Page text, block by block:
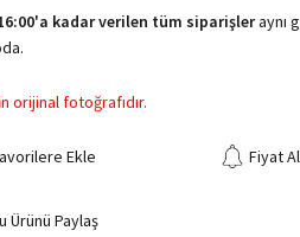
kadar verilen tüm siparişleraynı
orijinal fotoğrafıdır.
Fiyat
Ürünü Paylaş